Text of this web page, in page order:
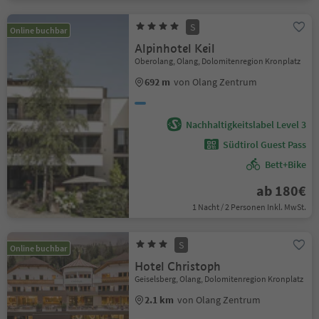
Online buchbar S
Alpinhotel Keil
Oberolang, Olang, Dolomitenregion Kronplatz
692 m von Olang Zentrum
Nachhaltigkeitslabel Level 3
Südtirol Guest Pass
Bett+Bike
ab 180€
1 Nacht / 2 Personen Inkl. MwSt.
Online buchbar S
Hotel Christoph
Geiselsberg, Olang, Dolomitenregion Kronplatz
2.1 km von Olang Zentrum